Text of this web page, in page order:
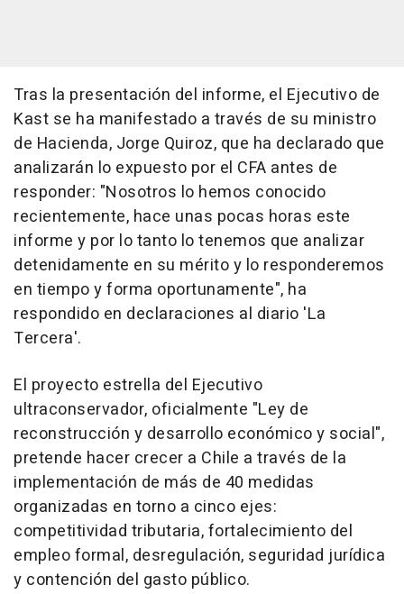
Tras la presentación del informe, el Ejecutivo de
Kast se ha manifestado a través de su ministro
de Hacienda, Jorge Quiroz, que ha declarado que
analizarán lo expuesto por el CFA antes de
responder: "Nosotros lo hemos conocido
recientemente, hace unas pocas horas este
informe y por lo tanto lo tenemos que analizar
detenidamente en su mérito y lo responderemos
en tiempo y forma oportunamente", ha
respondido en declaraciones al diario 'La
Tercera'.
El proyecto estrella del Ejecutivo
ultraconservador, oficialmente "Ley de
reconstrucción y desarrollo económico y social",
pretende hacer crecer a Chile a través de la
implementación de más de 40 medidas
organizadas en torno a cinco ejes:
competitividad tributaria, fortalecimiento del
empleo formal, desregulación, seguridad jurídica
y contención del gasto público.